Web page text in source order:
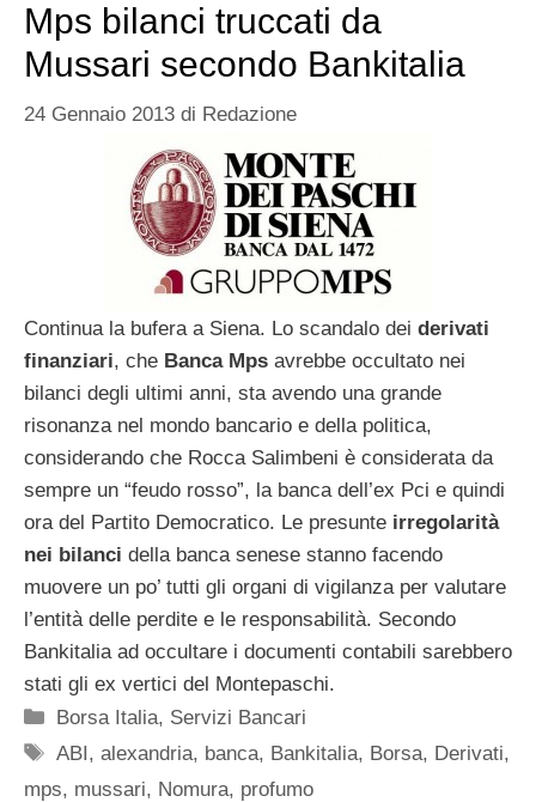
Mps bilanci truccati da
Mussari secondo Bankitalia
24 Gennaio 2013 di Redazione
Continua la bufera a Siena. Lo scandalo dei derivati
finanziari, che Banca Mps avrebbe occultato nei
bilanci degli ultimi anni, sta avendo una grande
risonanza nel mondo bancario e della politica,
considerando che Rocca Salimbeni è considerata da
sempre un “feudo rosso”, la banca dell’ex Pci e quindi
ora del Partito Democratico. Le presunte irregolarità
nei bilanci della banca senese stanno facendo
muovere un po’ tutti gli organi di vigilanza per valutare
l’entità delle perdite e le responsabilità. Secondo
Bankitalia ad occultare i documenti contabili sarebbero
stati gli ex vertici del Montepaschi.
Categorie
Borsa Italia, Servizi Bancari
Tag
ABI,alexandria, banca, Bankitalia, Borsa, Derivati,
mps, mussari, Nomura, profumo